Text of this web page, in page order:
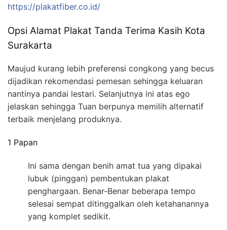
https://plakatfiber.co.id/
Opsi Alamat Plakat Tanda Terima Kasih Kota
Surakarta
Maujud kurang lebih preferensi congkong yang becus
dijadikan rekomendasi pemesan sehingga keluaran
nantinya pandai lestari. Selanjutnya ini atas ego
jelaskan sehingga Tuan berpunya memilih alternatif
terbaik menjelang produknya.
1 Papan
Ini sama dengan benih amat tua yang dipakai
lubuk (pinggan) pembentukan plakat
penghargaan. Benar-Benar beberapa tempo
selesai sempat ditinggalkan oleh ketahanannya
yang komplet sedikit.